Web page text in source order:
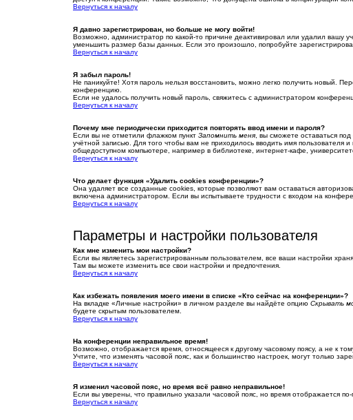
Вернуться к началу
Я давно зарегистрирован, но больше не могу войти!
Возможно, администратор по какой-то причине деактивировал или удалил вашу
уменьшить размер базы данных. Если это произошло, попробуйте
Вернуться к началу
Я забыл пароль!
Не паникуйте! Хотя пароль нельзя восстановить, можно легко получить новый.
конференцию.
Если не удалось получить новый пароль, свяжитесь с администратором
Вернуться к началу
Почему мне периодически приходится повторять ввод имени и пароля?
Если вы не отметили флажком пункт Запомнить меня , вы сможете оставаться
учётной записью. Для того чтобы вам не приходилось вводить имя
общедоступном компьютере, например в библиотеке, интернет-кафе,
Вернуться к началу
Что делает функция «Удалить cookies конференции»?
Она удаляет все созданные cookies, которые позволяют вам оставаться
включена администратором. Если вы испытываете трудности с входом на
Вернуться к началу
Параметры и настройки пользователя
Как мне изменить мои настройки?
Если вы являетесь зарегистрированным пользователем, все ваши настройки
Там вы можете изменить все свои настройки и предпочтения.
Вернуться к началу
Как избежать появления моего имени в списке «Кто сейчас на конференции»?
На вкладке «Личные настройки» в личном разделе вы найдёте опцию Скрывать
будете скрытым пользователем.
Вернуться к началу
На конференции неправильное время!
Возможно, отображается время, относящееся к другому часовому поясу, а не к
Учтите, что изменять часовой пояс, как и большинство настроек, могут только
Вернуться к началу
Я изменил часовой пояс, но время всё равно неправильное!
Если вы уверены, что правильно указали часовой пояс, но время отображается
Вернуться к началу